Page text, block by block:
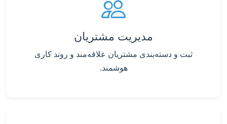
مدیریت مشتریان
ثبت و دسته‌بندی مشتریان علاقه‌مند و روند کاری
هوشمند.